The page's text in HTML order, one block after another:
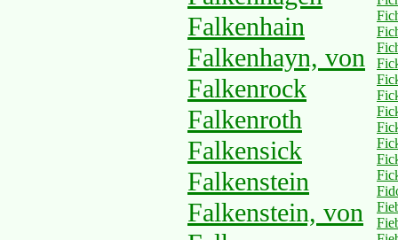
Falkenhain
Falkenhayn, von
Falkenrock
Falkenroth
Falkensick
Falkenstein
Falkenstein, von